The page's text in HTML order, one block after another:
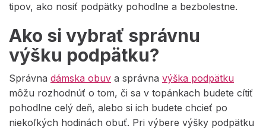
tipov, ako nosiť podpätky pohodlne a bezbolestne.
Ako si vybrať správnu
výšku podpätku?
Správna dámska obuv a správna výška podpätku
môžu rozhodnúť o tom, či sa v topánkach budete cítiť
pohodlne celý deň, alebo si ich budete chcieť po
niekoľkých hodinách obuť. Pri výbere výšky podpätku